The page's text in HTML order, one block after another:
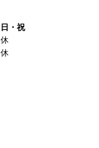
日・祝
休
休